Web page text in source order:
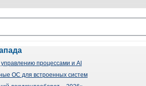
процессами и AI
ОС для встроенных систем